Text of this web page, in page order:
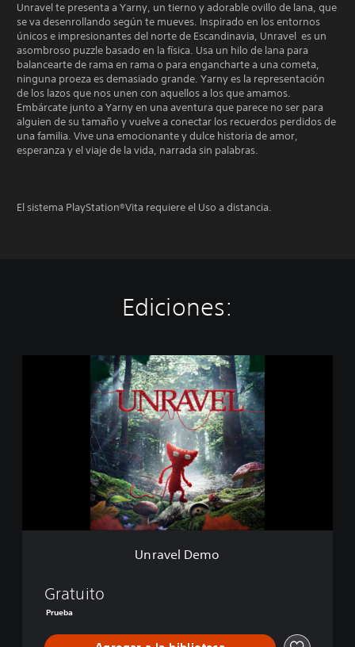
Unravel te presenta a Yarny, un tierno y adorable ovillo de lana, que
se va desenrollando según te mueves. Inspirado en los entornos
únicos e impresionantes del norte de Escandinavia, Unravel es un
asombroso puzzle basado en la física. Usa un hilo de lana para
balancearte de rama en rama o para engancharte a una cometa,
ninguna proeza es demasiado grande. Yarny es la representación
de los lazos que nos unen con aquellos a los que amamos.
Embárcate junto a Yarny en una aventura que parece no ser para
alguien de su tamaño y vuelve a conectar los recuerdos perdidos de
una familia. Vive una emocionante y dulce historia de amor,
esperanza y el viaje de la vida, narrada sin palabras.
El sistema PlayStation®Vita requiere el Uso a distancia.
Ediciones:
Unravel Demo
Gratuito
Prueba